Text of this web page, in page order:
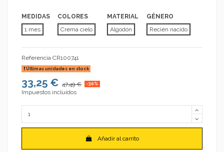
MEDIDAS
1 mes
COLORES
Crema cielo
MATERIAL
Algodón
GÉNERO
Recién nacido
Referencia CR100741
Últimas unidades en stock
33,25 € 47,49 € -30%
Impuestos incluidos
Añadir al carrito